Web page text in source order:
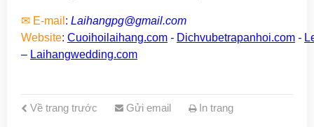
✉ E-mail : Laihangpg@gmail.com
Website: Cuoihoilaihang.com - Dichvubetrapanhoi.com -
– Laihangwedding.com
Về trang trước Gửi email In trang